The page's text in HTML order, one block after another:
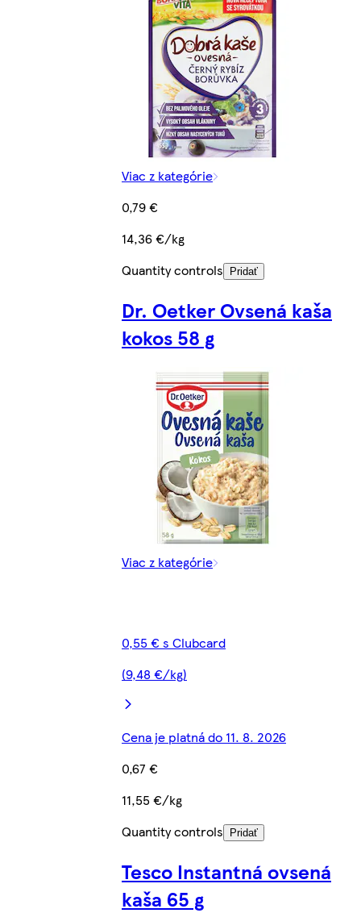
Viac z kategórie
0,79 €
14,36 €/kg
Quantity controls
Pridať
Dr. Oetker Ovsená kaša
kokos 58 g
Viac z kategórie
0,55 € s Clubcard
(9,48 €/kg)
Cena je platná do 11. 8. 2026
0,67 €
11,55 €/kg
Quantity controls
Pridať
Tesco Instantná ovsená
kaša 65 g